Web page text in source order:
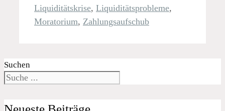
Liquiditätskrise, Liquiditätsprobleme,
Moratorium, Zahlungsaufschub
Suchen